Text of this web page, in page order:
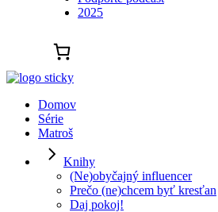
2025
Domov
Série
Matroš
Knihy
(Ne)obyčajný influencer
Prečo (ne)chcem byť kresťan
Daj pokoj!